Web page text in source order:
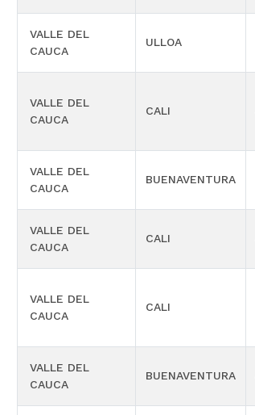
VALLE DEL
CAUCA
ULLOA
VALLE DEL
CAUCA
CALI
VALLE DEL
CAUCA
BUENAVENTURA
VALLE DEL
CAUCA
CALI
VALLE DEL
CAUCA
CALI
VALLE DEL
CAUCA
BUENAVENTURA